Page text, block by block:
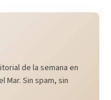
de la semana en
Mar. Sin spam, sin